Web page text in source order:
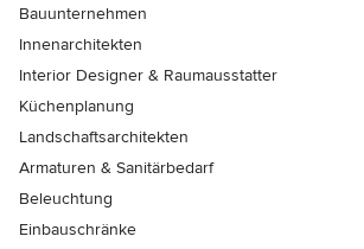
Bauunternehmen
Innenarchitekten
Interior Designer & Raumausstatter
Küchenplanung
Landschaftsarchitekten
Armaturen & Sanitärbedarf
Beleuchtung
Einbauschränke